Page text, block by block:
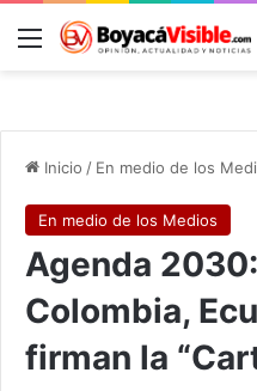
Menú
Inicio / En medio de los
En medio de los Medios
Agenda
Colombia,
firman la